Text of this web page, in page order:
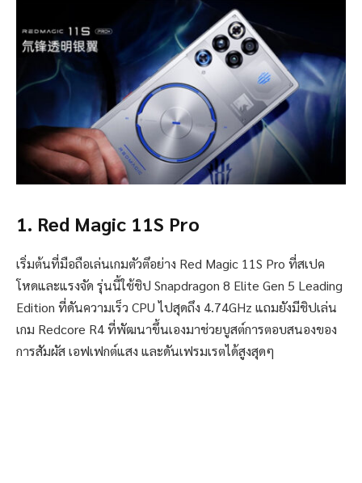
1. Red Magic 11S Pro
เริ่มต้นที่มือถือเล่นเกมตัวตึอย่าง Red Magic 11S Pro ที่สเปค
โหดและแรงจัด รุ่นนี้ใช้ชิป Snapdragon 8 Elite Gen 5 Leading
Edition ที่ดันความเร็ว CPU ไปสุดถึง 4.74GHz แถมยังมีชิปเล่น
เกม Redcore R4 ที่พัฒนาขึ้นเองมาช่วยบูสต์การตอบสนองของ
การสัมผัส เอฟเฟกต์แสง และดันเฟรมเรตได้สูงสุดๆ